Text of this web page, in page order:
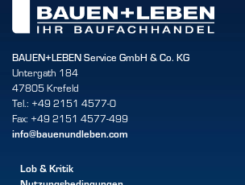
BAUEN+LEBEN Service GmbH & Co. KG
Untergath 184
47805 Krefeld
Tel.: +49 2151 4577-0
Fax: +49 2151 4577-499
info@bauenundleben.com
Lob & Kritik